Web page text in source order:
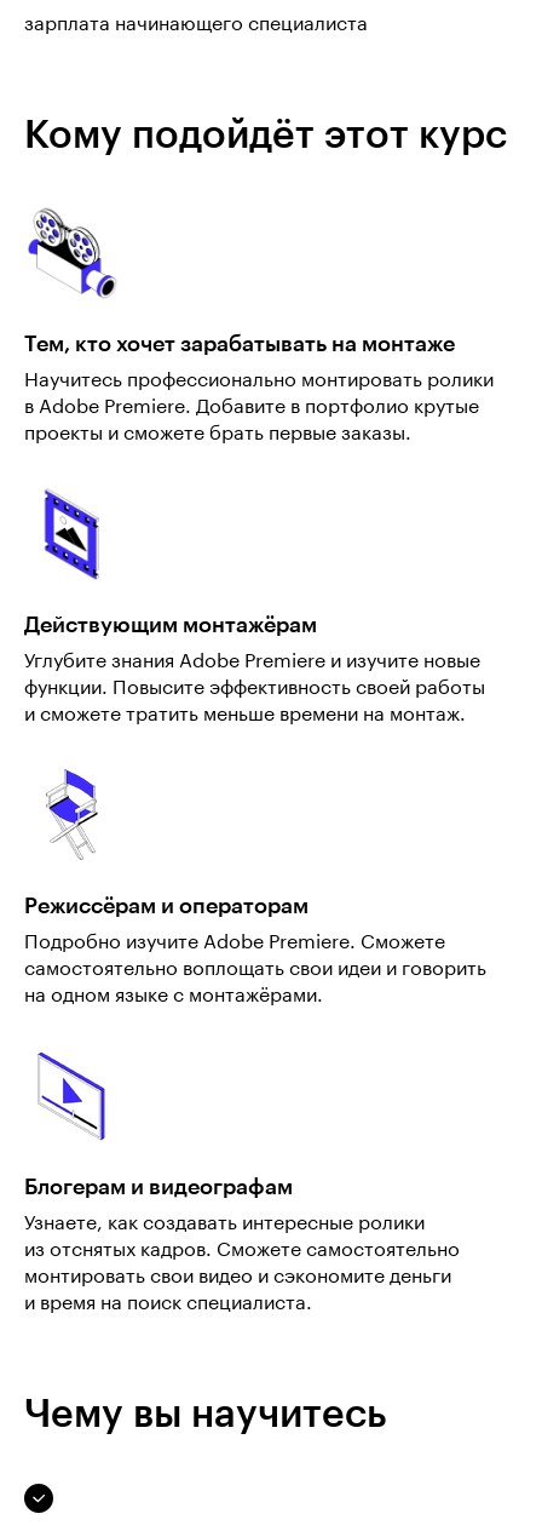
зарплата начинающего специалиста
Кому подойдёт этот курс
Тем, кто хочет зарабатывать на монтаже
Научитесь профессионально монтировать ролики
в Adobe Premiere. Добавите в портфолио крутые
проекты и сможете брать первые заказы.
Действующим монтажёрам
Углубите знания Adobe Premiere и изучите новые
функции. Повысите эффективность своей работы
и сможете тратить меньше времени на монтаж.
Режиссёрам и операторам
Подробно изучите Adobe Premiere. Сможете
самостоятельно воплощать свои идеи и говорить
на одном языке с монтажёрами.
Блогерам и видеографам
Узнаете, как создавать интересные ролики
из отснятых кадров. Сможете самостоятельно
монтировать свои видео и сэкономите деньги
и время на поиск специалиста.
Чему вы научитесь